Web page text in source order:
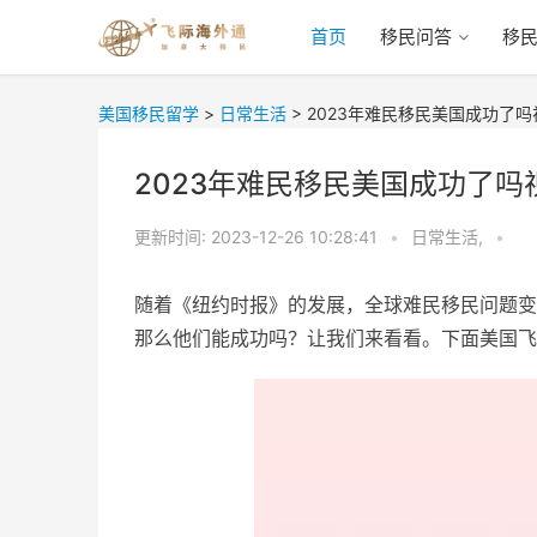
首页 移民问答 移
美国移民留学 > 日常生活 > 2023年难民移民美国成功了吗
2023年难民移民美国成功了吗
更新时间: 2023-12-26 10:28:41 • 日常生活, •
随着《纽约时报》的发展，全球难民移民问题
那么他们能成功吗？让我们来看看。下面美国